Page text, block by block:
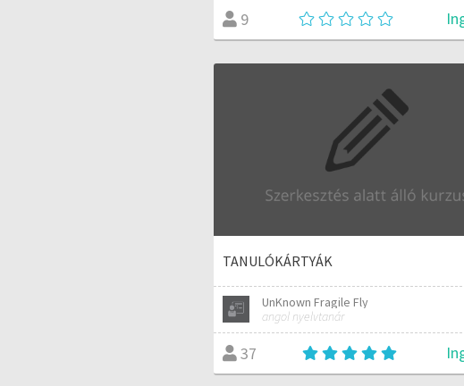
9
TANULÓKÁRTYÁK
UnKnown Fragile Fly
angol nyelvtanár
37